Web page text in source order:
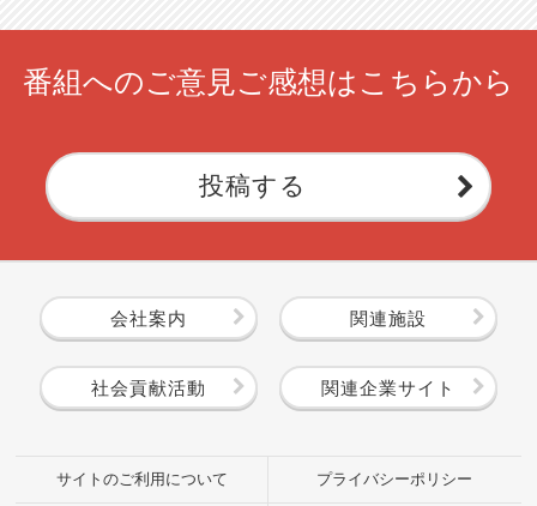
番組へのご意見ご感想はこちらから
投稿する
会社案内 関連施設
社会貢献活動 関連企業サイト
サイトのご利用について プライバシーポリシー